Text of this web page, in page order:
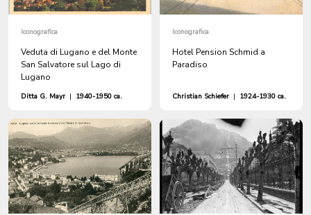
Iconografica
Veduta di Lugano e del Monte
San Salvatore sul Lago di
Lugano
Ditta G. Mayr | 1940-1950 ca.
Iconografica
Hotel Pension Schmid a
Paradiso
Christian Schiefer | 1924-1930 ca.